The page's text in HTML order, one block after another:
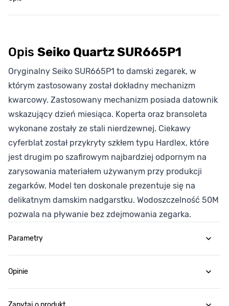
Opis Seiko Quartz SUR665P1
Oryginalny Seiko SUR665P1 to damski zegarek, w
którym zastosowany został dokładny mechanizm
kwarcowy. Zastosowany mechanizm posiada datownik
wskazujący dzień miesiąca. Koperta oraz bransoleta
wykonane zostały ze stali nierdzewnej. Ciekawy
cyferblat został przykryty szkłem typu Hardlex, które
jest drugim po szafirowym najbardziej odpornym na
zarysowania materiałem używanym przy produkcji
zegarków. Model ten doskonale prezentuje się na
delikatnym damskim nadgarstku. Wodoszczelność 50M
pozwala na pływanie bez zdejmowania zegarka.
Parametry
Opinie